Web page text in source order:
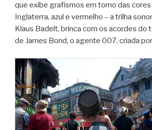
que exibe grafismos em torno das cores
Inglaterra, azul e vermelho – a trilha
Klaus Badelt, brinca com os acordes do
de James Bond, o agente 007, criada